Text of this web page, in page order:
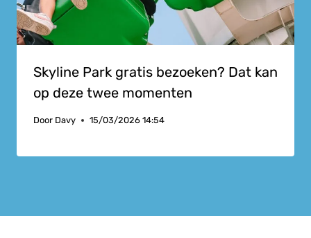
Skyline Park gratis bezoeken? Dat kan
op deze twee momenten
Door Davy 15/03/2026 14:54